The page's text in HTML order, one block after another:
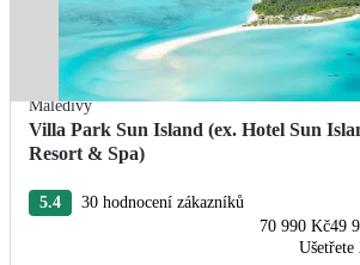
Maledivy
Villa Park Sun Island (ex. Hotel Sun
Resort & Spa)
5.4
30 hodnocení zákazníků
70 990 Kč49
Ušetřete